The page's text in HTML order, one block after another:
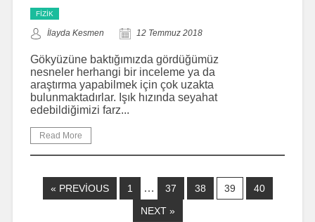
FIZIK
İlayda Kesmen 12 Temmuz 2018
Gökyüzüne baktığımızda gördüğümüz
nesneler herhangi bir inceleme ya da
araştırma yapabilmek için çok uzakta
bulunmaktadırlar. Işık hızında seyahat
edebildiğimizi farz...
Read More
« PREVIOUS 1 … 37 38 39
40
NEXT »